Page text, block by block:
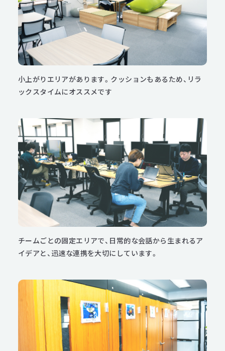
小上がりエリアがあります。クッションもあるため、リラ
ックスタイムにオススメです
チームごとの固定エリアで、日常的な会話から生まれるア
イデアと、迅速な連携を大切にしています。